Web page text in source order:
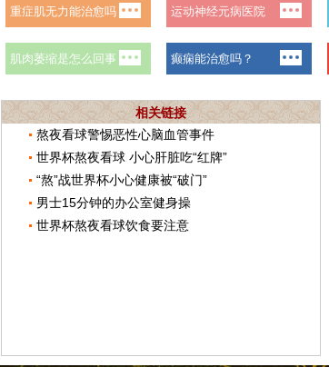
相关链接
熬夜看球警惕恶性心脑血管事件
世界杯熬夜看球 小心肝脏吃“红牌”
“熬”战世界杯小心健康被“破门”
男士15分钟的办公室健身操
世界杯熬夜看球饮食要注意